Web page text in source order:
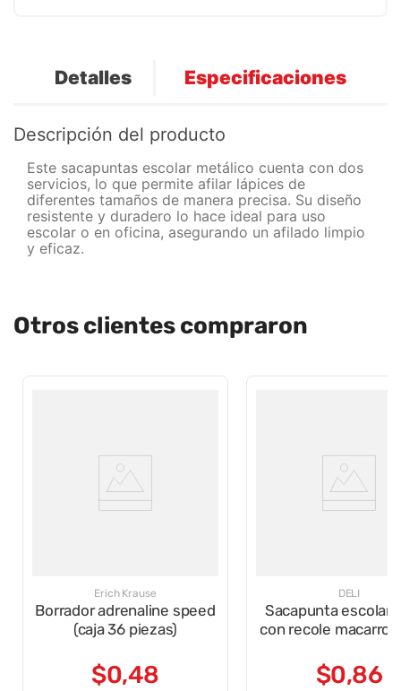
Detalles Especificaciones
Descripción del producto
Este sacapuntas escolar metálico cuenta con dos
servicios, lo que permite afilar lápices de
diferentes tamaños de manera precisa. Su diseño
resistente y duradero lo hace ideal para uso
escolar o en oficina, asegurando un afilado limpio
y eficaz.
Otros clientes compraron
Erich Krause
Borrador adrenaline speed
(caja 36 piezas)
$0,48
DELI
Sacapunta escolar
con recole
$0,86